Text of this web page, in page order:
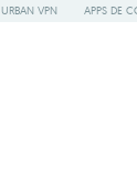
URBAN VPN APPS DE